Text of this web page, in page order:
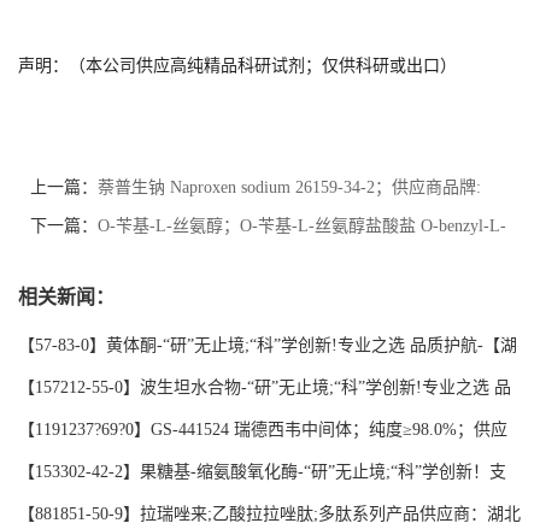
声明：（本公司供应高纯精品科研试剂；仅供科研或出口）
上一篇： 萘普生钠 Naproxen sodium 26159-34-2；供应商品牌:
【湖北研科时代科技】-“研”无止境;“科”学创新！支持三方验证
下一篇： O-苄基-L-丝氨醇；O-苄基-L-丝氨醇盐酸盐 O-benzyl-L-
【湖北研科时代科技】-“研”无止境;“科”学创新！支持三方验证
相关新闻：
【57-83-0】黄体酮-“研”无止境;“科”学创新!专业之选 品质护航-【湖
北研科时代】支持三方验证；支持定制；检测图谱；MSDS等技术支
持！
【157212-55-0】波生坦水合物-“研”无止境;“科”学创新!专业之选 品
质护航-【湖北研科时代】支持三方验证；支持定制；检测图谱；
MSDS等技术支持！
【1191237?69?0】GS-441524 瑞德西韦中间体；纯度≥98.0%；供应
商品牌:【湖北研科时代科技】-“研”无止境;“科”学创新！支持三方验
证；支持定制；检测图谱；MSDS等技术支持！-业务咨询联系-王菲
【153302-42-2】果糖基-缩氨酸氧化酶-“研”无止境;“科”学创新！支
持三方验证；支持定制；MSDS等技术支持！
【881851-50-9】拉瑞唑来;乙酸拉拉唑肽;多肽系列产品供应商：湖北